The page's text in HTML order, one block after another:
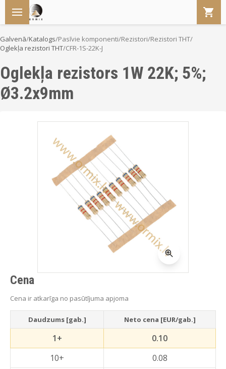
Galvenā/Katalogs/Pasīvie komponenti/Rezistori/Rezistori THT/
Oglekļa rezistori THT/CFR-1S-22K-J
Oglekļa rezistors 1W 22K; 5%;
Ø3.2x9mm
Cena
Cena ir atkarīga no pasūtījuma apjoma
Daudzums [gab.] Neto cena [EUR/gab.]
1+
0.10
10+
0.08